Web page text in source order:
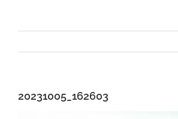
20231005_162603